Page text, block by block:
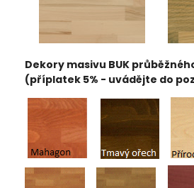
Dekory masivu BUK
(příplatek 5% - uvádějte do